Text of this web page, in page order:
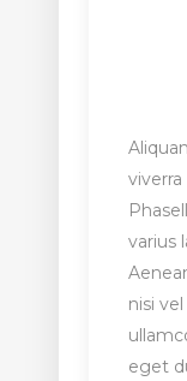
varius
nisi
eget